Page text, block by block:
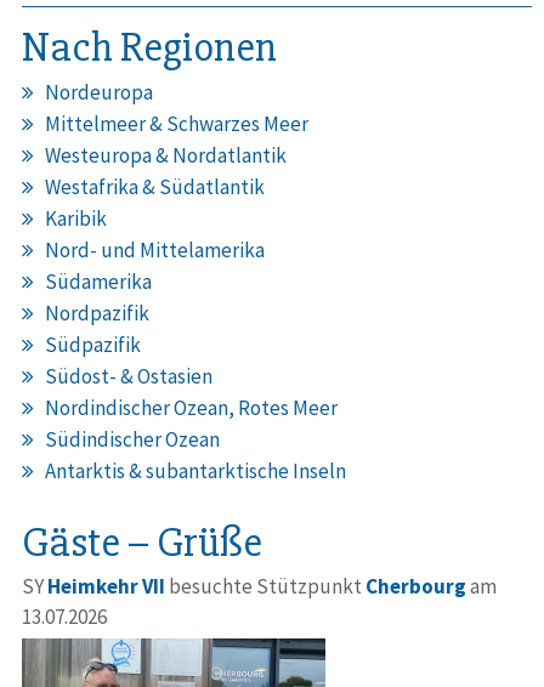
Nach Regionen
Nordeuropa
Mittelmeer & Schwarzes Meer
Westeuropa & Nordatlantik
Westafrika & Südatlantik
Karibik
Nord- und Mittelamerika
Südamerika
Nordpazifik
Südpazifik
Südost- & Ostasien
Nordindischer Ozean, Rotes Meer
Südindischer Ozean
Antarktis & subantarktische Inseln
Gäste – Grüße
SYHeimkehr VII besuchte Stützpunkt Cherbourgam
13.07.2026